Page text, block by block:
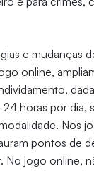
e mudanças
online,
horas por dia,
Nos
pontos de
No jogo online,